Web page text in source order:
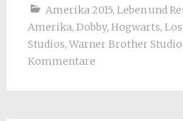
Amerika 2015, Leben und
Amerika, Dobby, Hogwarts,
Studios, Warner Brother
Kommentare